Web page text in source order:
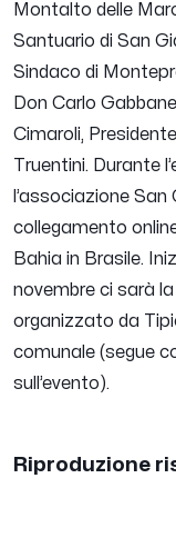
Montalto delle
Santuario di San
Sindaco di
Don Carlo
Cimaroli,
Truentini. Durante
l’associazione
collegamento
Bahia in Brasile.
novembre ci sarà
organizzato da
comunale (segue
sull’evento).
Riproduzione